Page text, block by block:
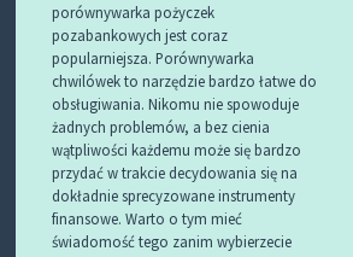
porównywarka pożyczek
pozabankowych jest coraz
popularniejsza. Porównywarka
chwilówek to narzędzie bardzo łatwe do
obsługiwania. Nikomu nie spowoduje
żadnych problemów, a bez cienia
wątpliwości każdemu może się bardzo
przydać w trakcie decydowania się na
dokładnie sprecyzowane instrumenty
finansowe. Warto o tym mieć
świadomość tego zanim wybierzecie